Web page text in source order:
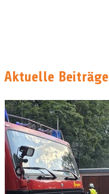
Aktuelle Beiträge